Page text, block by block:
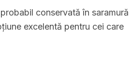
conservată în saramură
excelentă pentru cei care